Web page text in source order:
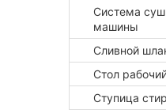
Система
машины
Сливной
Стол
Ступица